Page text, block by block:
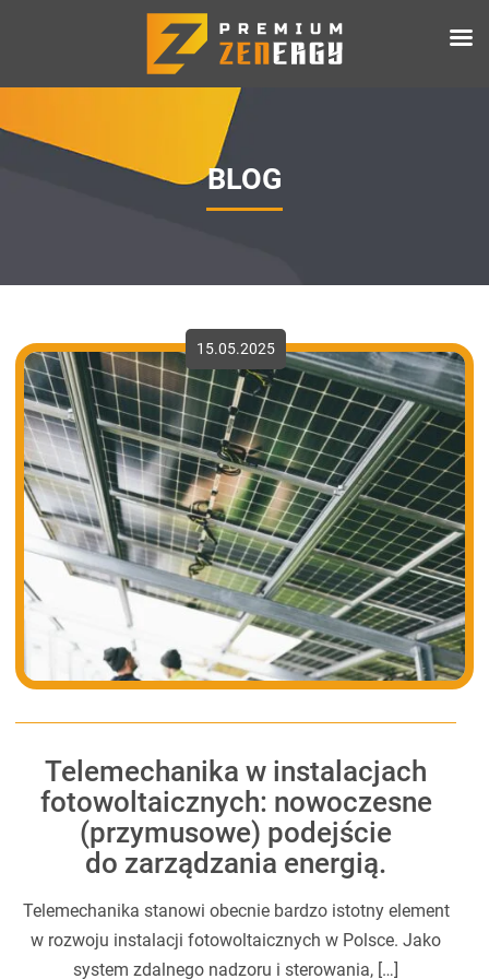
BLOG
15.05.2025
Telemechanika w instalacjach
fotowoltaicznych: nowoczesne
(przymusowe) podejście
do zarządzania energią.
Telemechanika stanowi obecnie bardzo istotny element
w rozwoju instalacji fotowoltaicznych w Polsce. Jako
system zdalnego nadzoru i sterowania, […]